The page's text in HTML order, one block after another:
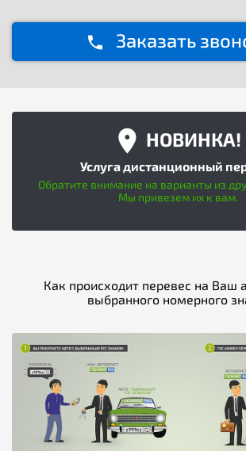
Заказать
НОВИНКА!
Услуга дистанционный
Обратите внимание на варианты из
Мы привезем их к вам.
Как происходит перевес на Ваш
выбранного номерного